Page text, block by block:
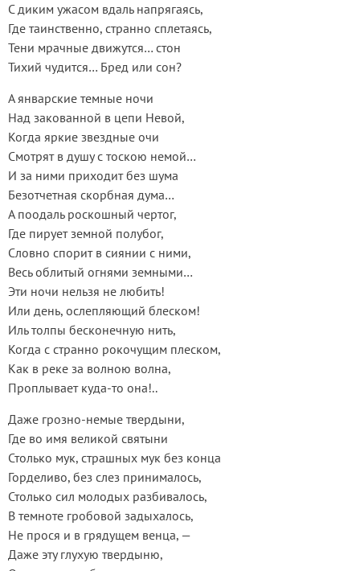
С диким ужасом вдаль напрягаясь,
Где таинственно, странно сплетаясь,
Тени мрачные движутся… стон
Тихий чудится… Бред или сон?
А январские темные ночи
Над закованной в цепи Невой,
Когда яркие звездные очи
Смотрят в душу с тоскою немой…
И за ними приходит без шума
Безотчетная скорбная дума…
А поодаль роскошный чертог,
Где пирует земной полубог,
Словно спорит в сиянии с ними,
Весь облитый огнями земными…
Эти ночи нельзя не любить!
Или день, ослепляющий блеском!
Иль толпы бесконечную нить,
Когда с странно рокочущим плеском,
Как в реке за волною волна,
Проплывает куда-то она!..
Даже грозно-немые твердыни,
Где во имя великой святыни
Столько мук, страшных мук без конца
Горделиво, без слез принималось,
Столько сил молодых разбивалось,
В темноте гробовой задыхалось,
Не прося и в грядущем венца, —
Даже эту глухую твердыню,